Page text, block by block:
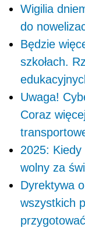
Wigilia
do
Będzie
szkołach.
Uwaga!
Coraz
2025: Kiedy
wolny za
Dyrektywa
wszystkich